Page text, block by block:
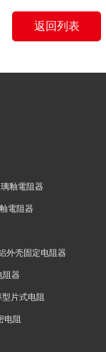
返回列表
釉電阻器
電阻器
外壳固定电阻器
阻器
片式电阻
电阻